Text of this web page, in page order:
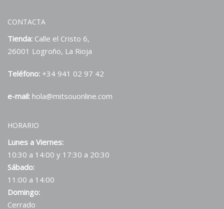
CONTACTA
Tienda: Calle el Cristo 6,
26001 Logroño, La Rioja
Teléfono: +34 941 02 97 42
e-mail: hola@mitsouonline.com
HORARIO
Lunes a Viernes:
10:30 a 14:00 y 17:30 a 20:30
Sábado:
11:00 a 14:00
Domingo:
Cerrado